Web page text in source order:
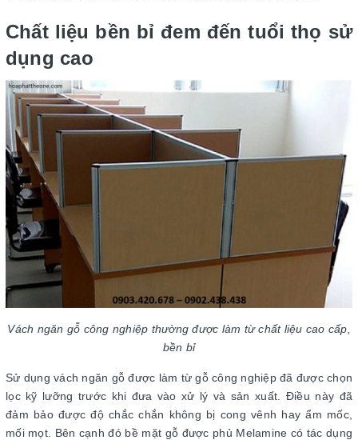
Chất liệu bền bỉ đem đến tuổi thọ sử
dụng cao
Vách ngăn gỗ công nghiệp thường được làm từ chất liệu cao cấp,
bền bỉ
Sử dụng vách ngăn gỗ được làm từ gỗ công nghiệp đã được chọn
lọc kỹ lưỡng trước khi đưa vào xử lý và sản xuất. Điều này đã
đảm bảo được độ chắc chắn không bị cong vênh hay ẩm mốc,
mối mọt. Bên cạnh đó bề mặt gỗ được phủ Melamine có tác dụng